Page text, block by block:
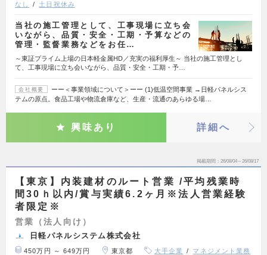
なし
土日祝休み
当社の施工管理として、工事現場に立ち会
いながら、品質・安全・工期・予算などの
管理・監督業務などをお任…
～東証プライム上場の日本軽金属HD／充実の福利厚生～ 当社の施工管理とし
て、工事現場に立ち会いながら、品質・安全・工期・予…
会社概要
ーー＜事業領域について＞ーー (1)低温空間事業 →日軽パネルシス
テムの原点。食品工場や物流倉庫など、生産・流通のあらゆる場…
興味あり 詳細へ
掲載期間 26/08/04～26/08/17
【東京】内装建材のルート営業 /平均残業時
間30ｈ以内/賞与実績6.2ヶ月※法人営業経験
者限定※
営業（法人向け）
日軽パネルシステム株式会社
450万円 ～ 649万円 東京都 大手企業
マネジメント業務